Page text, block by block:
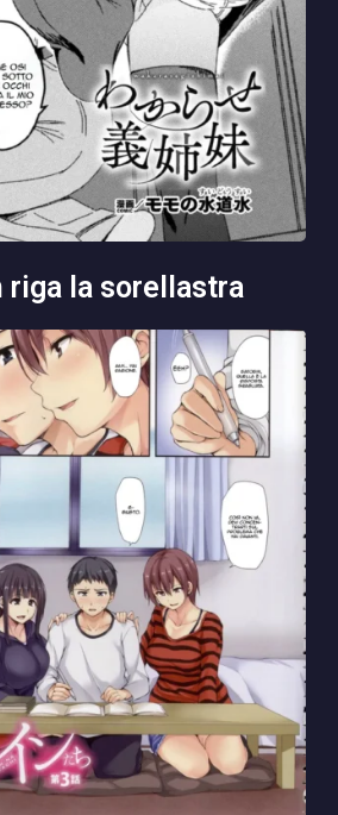
riga la sorellastra